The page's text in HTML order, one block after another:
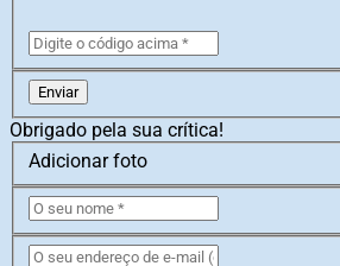
Enviar
Obrigado pela sua crítica!
Adicionar foto